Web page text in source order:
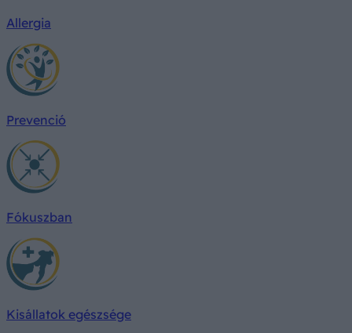
Allergia
Prevenció
Fókuszban
Kisállatok egészsége